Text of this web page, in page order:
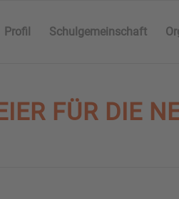
Profil Schulgemeinschaft
FÜR DIE